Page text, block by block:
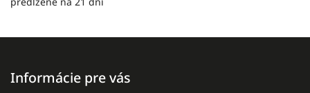
Informácie pre vás